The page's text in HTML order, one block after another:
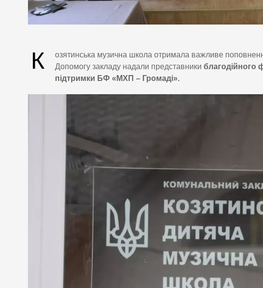
К
озятинська музична школа отримала важливе
Допомогу закладу надали представники благодійного
підтримки БФ «МХП – Громаді».